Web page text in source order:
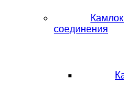
соединения